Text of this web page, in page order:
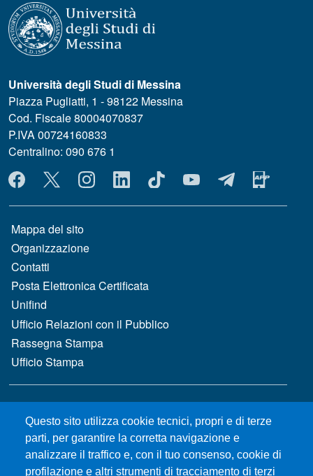
Questo sito utilizza cookie tecnici, propri e di terze
parti, per garantire la corretta navigazione e
analizzare il traffico e, con il tuo consenso, cookie di
profilazione e altri strumenti di tracciamento di terzi
Università degli Studi di Messina
Piazza Pugliatti, 1 - 98122 Messina
Cod. Fiscale 80004070837
P.IVA 00724160833
Centralino: 090 676 1
MENÙ SOCIAL
MENÙ FOOTER 1
Mappa del sito
Organizzazione
Contatti
Posta Elettronica Certificata
Unifind
Ufficio Relazioni con il Pubblico
Rassegna Stampa
Ufficio Stampa
MENÙ FOOTER 2
Bandi e concorsi
Gare d'appalto
Albo online
CIAM - Servizi Informatici